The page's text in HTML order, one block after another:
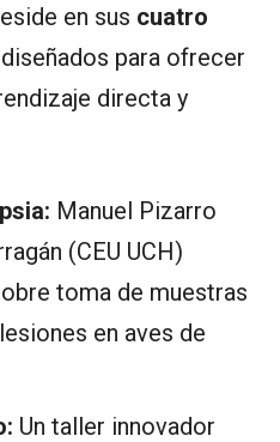
en sus cuatro
para ofrecer
directa y
Manuel Pizarro
(CEU UCH)
toma de muestras
en aves de
Un taller innovador